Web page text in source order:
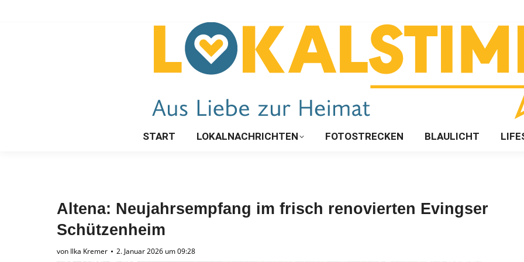
START LOKALNACHRICHTEN FOTOSTRECKEN BLAULICHT
Altena: Neujahrsempfang im frisch renovierten Evingser
Schützenheim
von Ilka Kremer 2. Januar 2026 um 09:28